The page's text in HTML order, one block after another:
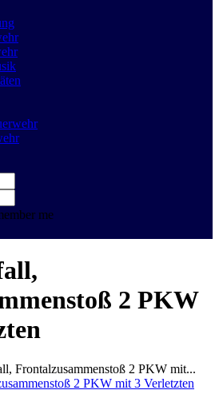
me
2 PKW
Frontalzusammenstoß 2 PKW mit...